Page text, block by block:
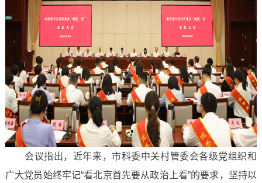
会议指出，近年来，市科委中关村管委会各级党组织和
广大党员始终牢记“看北京首先要从政治上看”的要求，坚持以